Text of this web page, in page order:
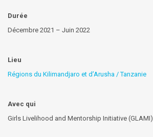
Durée
Décembre 2021 – Juin 2022
Lieu
Régions du Kilimandjaro et d’Arusha / Tanzanie
Avec qui
Girls Livelihood and Mentorship Initiative (GLAMI)